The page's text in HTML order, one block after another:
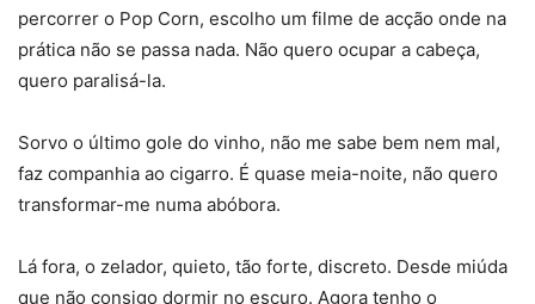
percorrer o Pop Corn, escolho um filme de acção onde na
prática não se passa nada. Não quero ocupar a cabeça,
quero paralisá-la.
Sorvo o último gole do vinho, não me sabe bem nem mal,
faz companhia ao cigarro. É quase meia-noite, não quero
transformar-me numa abóbora.
Lá fora, o zelador, quieto, tão forte, discreto. Desde miúda
que não consigo dormir no escuro. Agora tenho o